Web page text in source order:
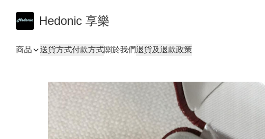
Hedonic 享樂
商品 送貨方式付款方式關於我們退貨及退款政策